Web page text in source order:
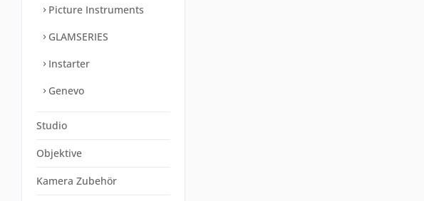
Picture Instruments
GLAMSERIES
Instarter
Genevo
Studio
Objektive
Kamera Zubehör